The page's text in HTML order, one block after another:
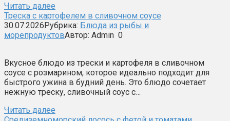
Читать далее
Треска с картофелем в сливочном соусе
30.07.2026Рубрика: Блюда из рыбы и
морепродуктовАвтор: Admin 0
Вкусное блюдо из трески и картофеля в сливочном
соусе с розмарином, которое идеально подходит для
быстрого ужина в будний день. Это блюдо сочетает
нежную треску, сливочный соус с…
Читать далее